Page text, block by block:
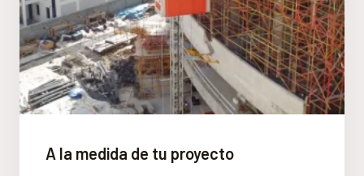
A la medida de tu proyecto